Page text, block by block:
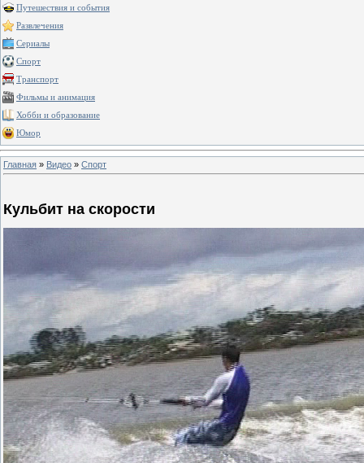
Путешествия и события
Развлечения
Сериалы
Спорт
Транспорт
Фильмы и анимация
Хобби и образование
Юмор
Главная » Видео » Спорт
Кульбит на скорости